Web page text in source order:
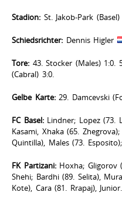
Stadion: St. Jakob-Park (Basel)
Schiedsrichter: Dennis Higler
Tore: 43. Stocker (Males) 1:0.
(Cabral) 3:0.
Gelbe Karte:29. Damcevski
FC Basel:Lindner; Lopez (73.
Kasami, Xhaka (65.
Quintilla), Males (73.
FK Partizani:Hoxha; Gligorov
Shehi; Bardhi (89. Selita),
Kote), Cara (81. Rrapaj), Junior.